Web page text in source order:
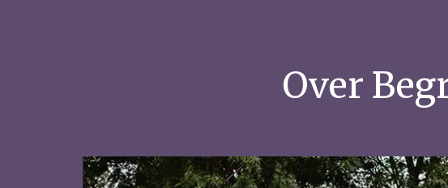
Over